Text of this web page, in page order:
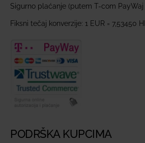
Sigurno plaćanje (putem T-com PayWaj
Fiksni tečaj konverzije: 1 EUR = 7,53450
PODRŠKA KUPCIMA